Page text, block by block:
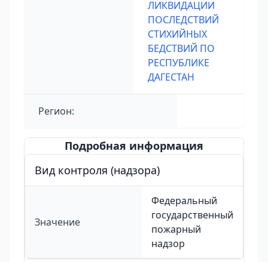
ЛИКВИДАЦИИ
ПОСЛЕДСТВИЙ
СТИХИЙНЫХ
БЕДСТВИЙ ПО
РЕСПУБЛИКЕ
ДАГЕСТАН
Регион:
Подробная информация
Вид контроля (надзора)
Значение
Федеральный
государственный
пожарный
надзор